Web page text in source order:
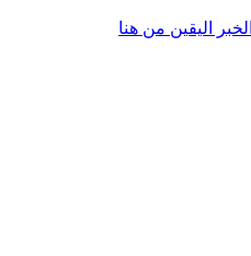
اليقين من هنا